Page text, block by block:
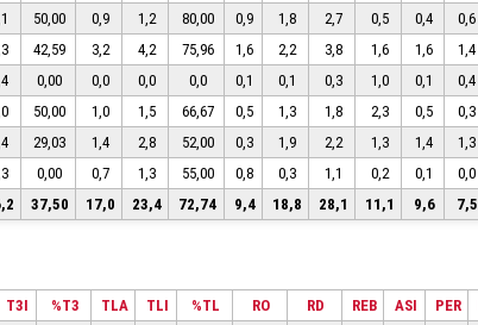
50,00 0,9 1,2 80,00 0,9 1,8 2,7 0,5 0,4 0,6
42,59 3,2 4,2 75,96 1,6 2,2 3,8 1,6 1,6 1,4
0,00 0,0 0,0 0,0 0,1 0,1 0,3 1,0 0,1 0,4
50,00 1,0 1,5 66,67 0,5 1,3 1,8 2,3 0,5 0,3
29,03 1,4 2,8 52,00 0,3 1,9 2,2 1,3 1,4 1,3
0,00 0,7 1,3 55,00 0,8 0,3 1,1 0,2 0,1 0,0
37,50 17,0 23,4 72,74 9,4 18,8 28,1 11,1 9,6 7,5
T3I %T3 TLA TLI %TL RO RD REB ASI PER